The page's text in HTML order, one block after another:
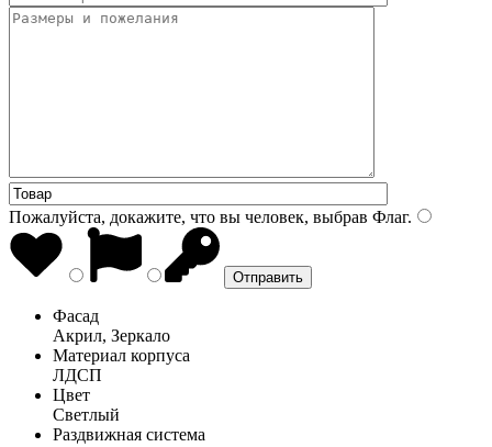
Пожалуйста, докажите, что вы человек, выбрав Флаг.
Фасад
Акрил, Зеркало
Материал корпуса
ЛДСП
Цвет
Светлый
Раздвижная система